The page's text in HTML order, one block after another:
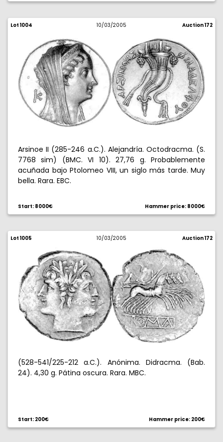
Lot 1004 10/03/2005 Auction 172
Arsinoe II (285-246 a.C.). Alejandría. Octodracma. (S.
7768 sim) (BMC. VI 10). 27,76 g. Probablemente
acuñada bajo Ptolomeo VIII, un siglo más tarde. Muy
bella. Rara. EBC.
Start: 8000€ Hammer price: 8000€
Lot 1005 10/03/2005 Auction 172
(528-541/225-212 a.C.). Anónima. Didracma. (Bab.
24). 4,30 g. Pátina oscura. Rara. MBC.
Start: 200€ Hammer price: 200€